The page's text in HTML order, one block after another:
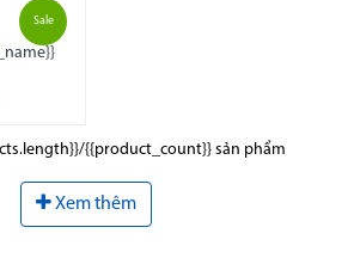
Sale
{{product_count}} sản phẩm
Xem thêm